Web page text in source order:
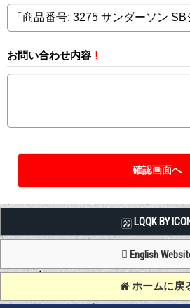
お問い合わせ内容 !
LQQK BY
English
ホームに戻